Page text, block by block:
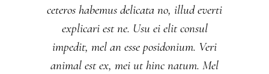
ceteros habemus delicata no, illud everti
explicari est ne. Usu ei elit consul
impedit, mel an esse posidonium. Veri
animal est ex, mei ut hinc natum. Mel